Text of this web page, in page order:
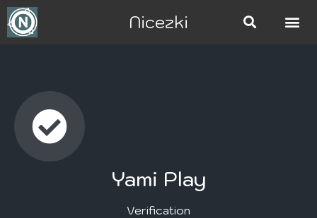
Nicezki
Yami Play
Verification